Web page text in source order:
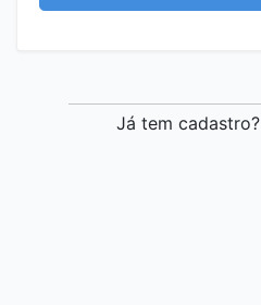
Já tem cadastro?